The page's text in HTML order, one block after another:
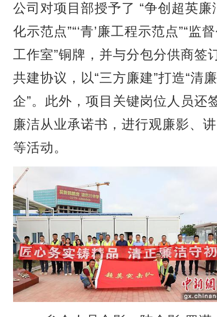
公司对项目部授予了 “争创超英廉
化示范点”“‘青’廉工程示范点”“监
工作室”铜牌，并与分包分供商签
共建协议，以“三方廉建”打造“清
企”。此外，项目关键岗位人员还
廉洁从业承诺书，进行观廉影、
等活动。